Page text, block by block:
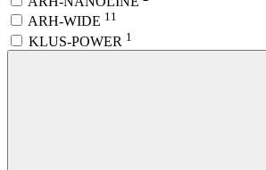
ARH-WIDE 11
KLUS-POWER 1